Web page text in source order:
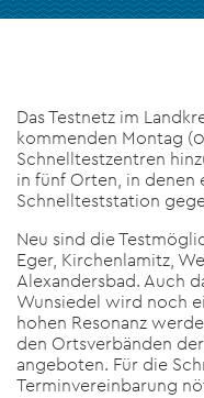
Das Testnetz im
kommenden Montag
Schnelltestzentren
in fünf Orten, in denen
Schnellteststation
Neu sind die
Eger, Kirchenlamitz,
Alexandersbad. Auch
Wunsiedel wird noch
hohen Resonanz
den Ortsverbänden
angeboten. Für die
Terminvereinbarung